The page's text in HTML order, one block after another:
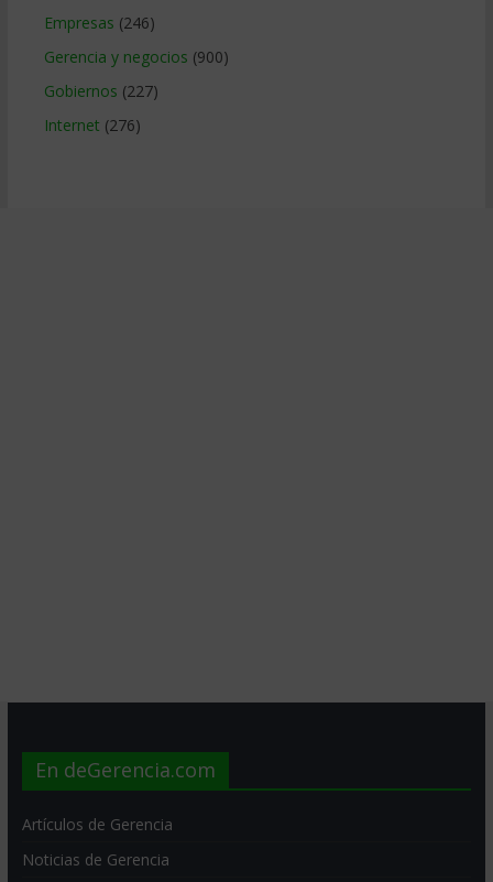
Empresas (246)
Gerencia y negocios (900)
Gobiernos (227)
Internet (276)
En deGerencia.com
Artículos de Gerencia
Noticias de Gerencia